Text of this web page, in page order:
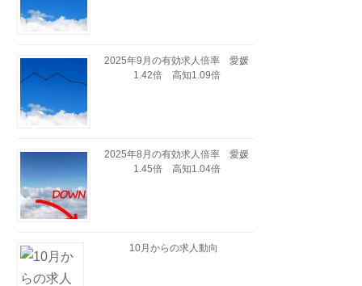
2025年9月の有効求人倍率 愛媛
1.42倍 高知1.09倍
2025年8月の有効求人倍率 愛媛
1.45倍 高知1.04倍
10月からの求人動向